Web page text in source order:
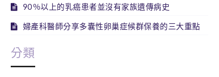
90％以上的乳癌患者並沒有家族遺傳病史
婦產科醫師分享多囊性卵巢症候群保養的三大重點
分類